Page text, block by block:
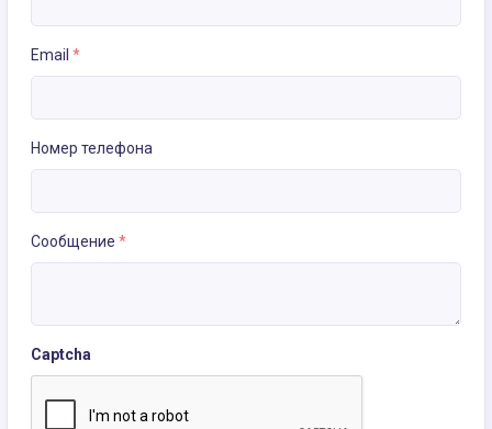
Email *
Номер телефона
Сообщение *
Captcha